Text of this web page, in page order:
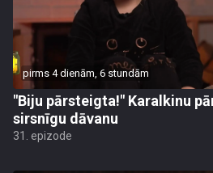
pirms 4 dienām, 6 stundām
"Biju pārsteigta!" Karalkinu
sirsnīgu dāvanu
31. epizode